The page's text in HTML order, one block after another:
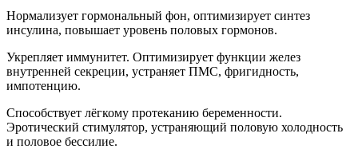
Нормализует гормональный фон, оптимизирует синтез
инсулина, повышает уровень половых гормонов.
Укрепляет иммунитет. Оптимизирует функции желез
внутренней секреции, устраняет ПМС, фригидность,
импотенцию.
Способствует лёгкому протеканию беременности.
Эротический стимулятор, устраняющий половую холодность
и половое бессилие.